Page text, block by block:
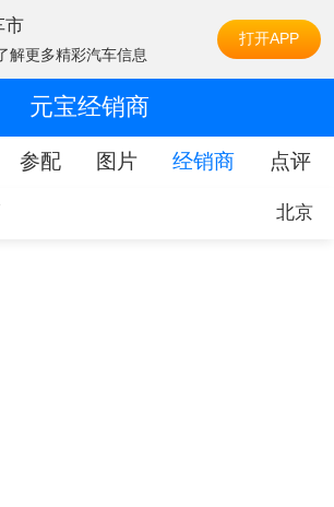
市
解更多精彩汽车信息
打开APP
元宝经销商
参配 图片 经销商 点评
北京